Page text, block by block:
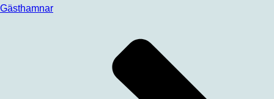
Gästhamnar